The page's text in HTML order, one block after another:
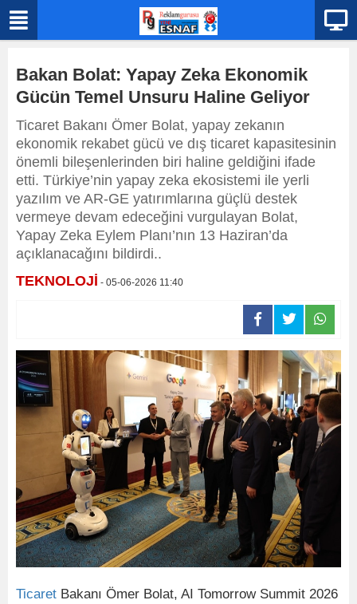
Bakan Bolat: Yapay Zeka Ekonomik
Gücün Temel Unsuru Haline Geliyor
Ticaret Bakanı Ömer Bolat, yapay zekanın
ekonomik rekabet gücü ve dış ticaret kapasitesinin
önemli bileşenlerinden biri haline geldiğini ifade
etti. Türkiye’nin yapay zeka ekosistemi ile yerli
yazılım ve AR-GE yatırımlarına güçlü destek
vermeye devam edeceğini vurgulayan Bolat,
Yapay Zeka Eylem Planı’nın 13 Haziran’da
açıklanacağını bildirdi..
TEKNOLOJİ - 05-06-2026 11:40
Ticaret Bakanı Ömer Bolat, AI Tomorrow Summit 2026